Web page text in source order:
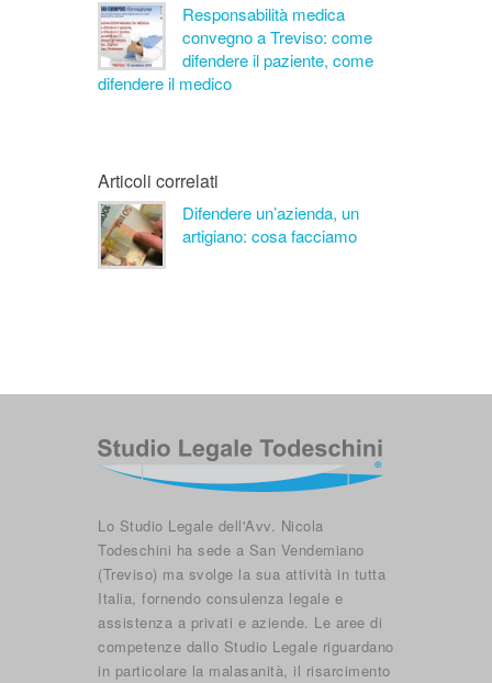
Responsabilità medica
convegno a Treviso: come
difendere il paziente, come
difendere il medico
Articoli correlati
Difendere un’azienda, un
artigiano: cosa facciamo
Lo Studio Legale dell'Avv. Nicola
Todeschini ha sede a San Vendemiano
(Treviso) ma svolge la sua attività in tutta
Italia, fornendo consulenza legale e
assistenza a privati e aziende. Le aree di
competenze dallo Studio Legale riguardano
in particolare la malasanità, il risarcimento